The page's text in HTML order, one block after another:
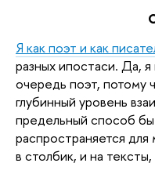
Я как поэт и как
разных ипостаси. Да,
очередь поэт, потому
глубинный уровень
предельный способ
распространяется
в столбик, и на